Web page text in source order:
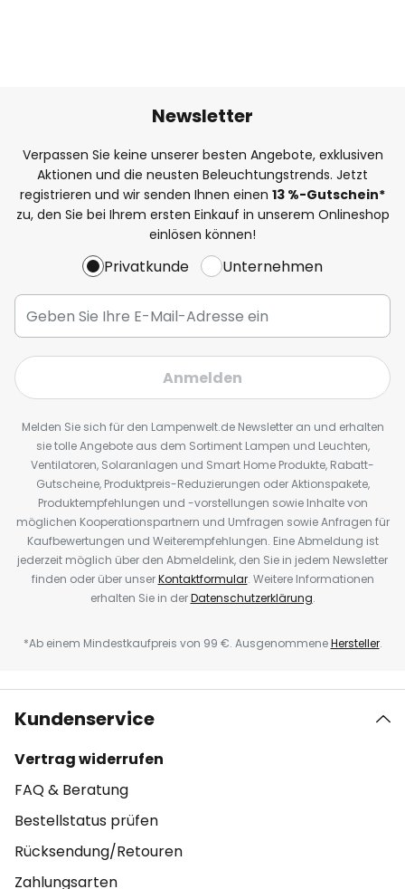
Newsletter
Verpassen Sie keine unserer besten Angebote, exklusiven
Aktionen und die neusten Beleuchtungstrends. Jetzt
registrieren und wir senden Ihnen einen 13 %-Gutschein*
zu, den Sie bei Ihrem ersten Einkauf in unserem Onlineshop
einlösen können!
Privatkunde Unternehmen
Anmelden
Melden Sie sich für den Lampenwelt.de Newsletter an und erhalten
sie tolle Angebote aus dem Sortiment Lampen und Leuchten,
Ventilatoren, Solaranlagen und Smart Home Produkte, Rabatt-
Gutscheine, Produktpreis-Reduzierungen oder Aktionspakete,
Produktempfehlungen und -vorstellungen sowie Inhalte von
möglichen Kooperationspartnern und Umfragen sowie Anfragen für
Kaufbewertungen und Weiterempfehlungen. Eine Abmeldung ist
jederzeit möglich über den Abmeldelink, den Sie in jedem Newsletter
finden oder über unserKontaktformular. Weitere Informationen
erhalten Sie in derDatenschutzerklärung.
*Ab einem Mindestkaufpreis von 99 €. AusgenommeneHersteller.
Kundenservice
Vertrag widerrufen
FAQ & Beratung
Bestellstatus prüfen
Rücksendung/Retouren
Zahlungsarten